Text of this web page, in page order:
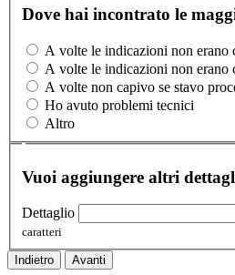
Dove hai incontrato le
A volte le indicazioni non erano
A volte le indicazioni non erano
A volte non capivo se stavo
Ho avuto problemi tecnici
Altro
Vuoi aggiungere altri
Dettaglio
caratteri
Indietro Avanti